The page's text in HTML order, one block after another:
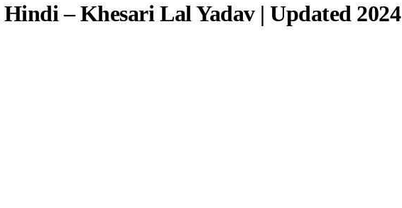
– Khesari Lal Yadav | Updated 2024